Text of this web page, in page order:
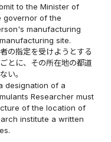
to the Minister of
governor of the
manufacturing
site.
の指定を受けようとする
とに、その所在地の都道
い。
designation of a
Researcher must
of the location of
institute a written